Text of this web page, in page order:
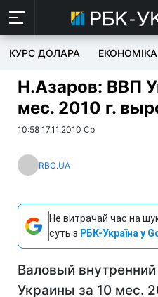
КУРС ДОЛАРА ЕКОНОМІКА
Н.Азаров: ВВП
мес. 2010 г.
10:58 17.11.2010 Ср
RBC.UA
Не витрачай час на
суть з РБК-Україна у
Валовый
Украины за 10 мес.